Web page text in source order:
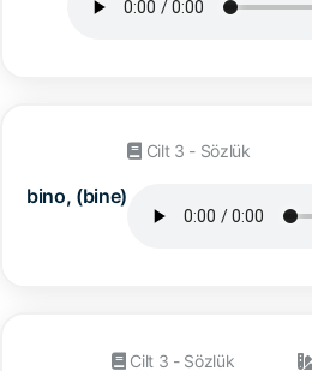
bino, (bine)
Cilt 3 - Sözlük
Cilt 3 - Sözlük